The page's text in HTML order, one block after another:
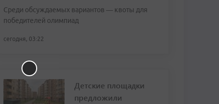
Среди обсуждаемых вариантов — квоты для
победителей олимпиад
сегодня, 03:22
Детские площадки
предложили